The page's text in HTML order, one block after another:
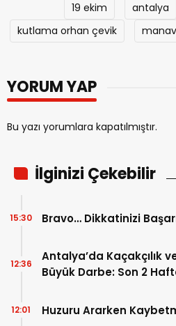
19 ekim antalya
kutlama orhan çevik
YORUM YAP
Bu yazı yorumlara kapatılmıştır.
İlginizi Çekebilir
Bravo… Dikkatinizi
15:30
Antalya’da Kaçakçılık
Büyük Darbe: Son 2
12:36
Huzuru Ararken
12:01